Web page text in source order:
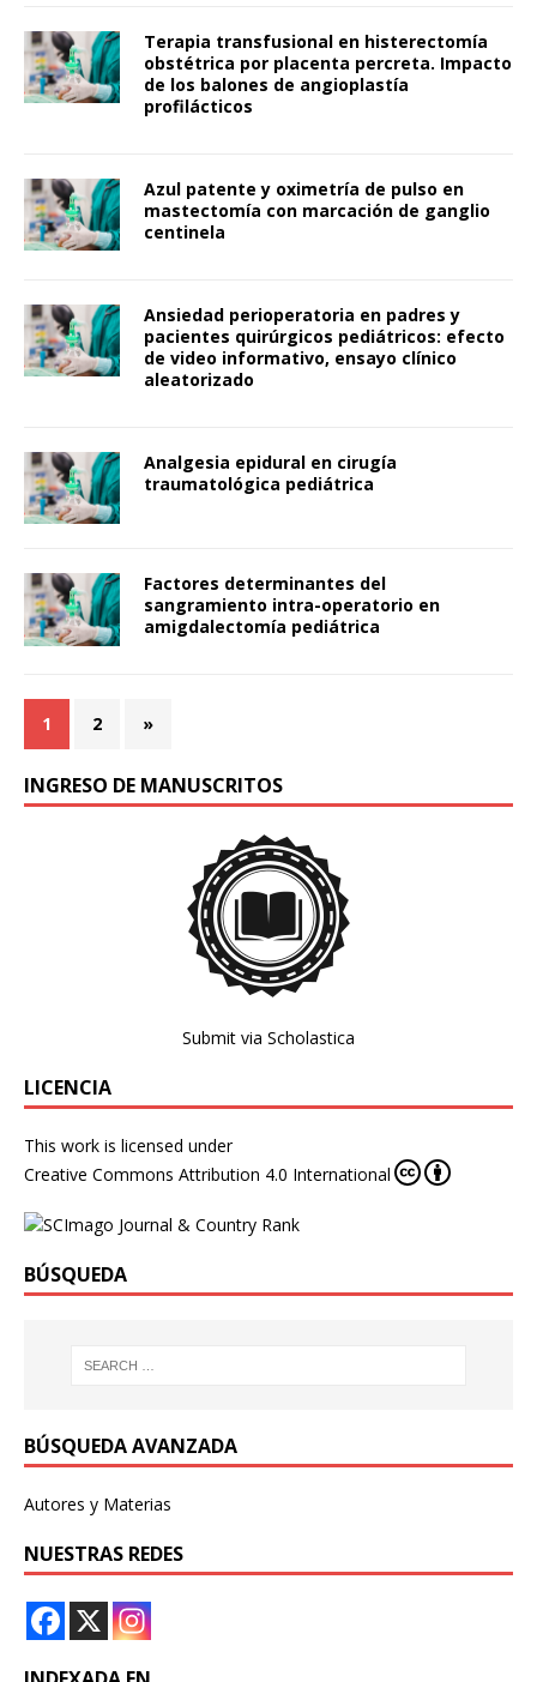
Terapia transfusional en histerectomía
obstétrica por placenta percreta. Impacto
de los balones de angioplastía
profilácticos
Azul patente y oximetría de pulso en
mastectomía con marcación de ganglio
centinela
Ansiedad perioperatoria en padres y
pacientes quirúrgicos pediátricos: efecto
de video informativo, ensayo clínico
aleatorizado
Analgesia epidural en cirugía
traumatológica pediátrica
Factores determinantes del
sangramiento intra-operatorio en
amigdalectomía pediátrica
1 2 »
INGRESO DE MANUSCRITOS
Submit via Scholastica
LICENCIA
This work is licensed under
Creative Commons Attribution 4.0 International
BÚSQUEDA
BÚSQUEDA AVANZADA
Autores y Materias
NUESTRAS REDES